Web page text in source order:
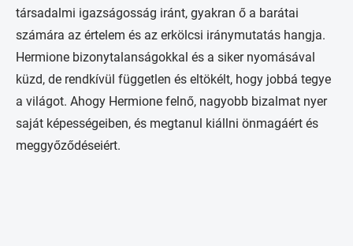
társadalmi igazságosság iránt, gyakran ő a barátai
számára az értelem és az erkölcsi iránymutatás hangja.
Hermione bizonytalanságokkal és a siker nyomásával
küzd, de rendkívül független és eltökélt, hogy jobbá tegye
a világot. Ahogy Hermione felnő, nagyobb bizalmat nyer
saját képességeiben, és megtanul kiállni önmagáért és
meggyőződéseiért.